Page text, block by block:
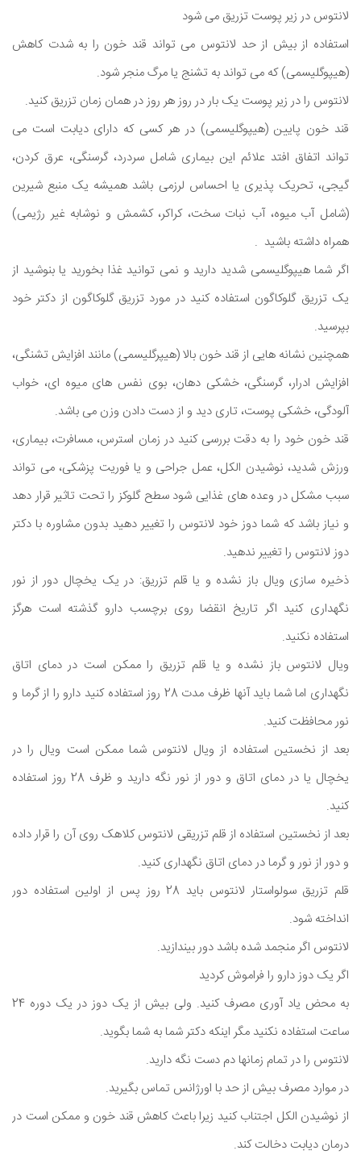
لانتوس در زیر پوست تزریق می شود
استفاده از بیش از حد لانتوس می تواند قند خون را به شدت کاهش
(هیپوگلیسمی) که می تواند به تشنج یا مرگ منجر شود.
لانتوس را در زیر پوست یک بار در روز هر روز در همان زمان تزریق کنید.
قند خون پایین (هیپوگلیسمی) در هر کسی که دارای دیابت است می
تواند اتفاق افتد علائم این بیماری شامل سردرد، گرسنگی، عرق کردن،
گیجی، تحریک پذیری یا احساس لرزمی باشد همیشه یک منبع شیرین
(شامل آب میوه، آب نبات سخت، کراکر، کشمش و نوشابه غیر رژیمی)
همراه داشته باشید .
اگر شما هیپوگلیسمی شدید دارید و نمی توانید غذا بخورید یا بنوشید از
یک تزریق گلوکاگون استفاده کنید در مورد تزریق گلوکاگون از دکتر خود
بپرسید.
همچنین نشانه هایی از قند خون بالا (هیپرگلیسمی) مانند افزایش تشنگی،
افزایش ادرار، گرسنگی، خشکی دهان، بوی نفس های میوه ای، خواب
آلودگی، خشکی پوست، تاری دید و از دست دادن وزن می باشد.
قند خون خود را به دقت بررسی کنید در زمان استرس، مسافرت، بیماری،
ورزش شدید، نوشیدن الکل، عمل جراحی و یا فوریت پزشکی، می تواند
سبب مشکل در وعده های غذایی شود سطح گلوکز را تحت تاثیر قرار دهد
و نیاز باشد که شما دوز خود لانتوس را تغییر دهید بدون مشاوره با دکتر
دوز لانتوس را تغییر ندهید.
ذخیره سازی ویال باز نشده و یا قلم تزریق: در یک یخچال دور از نور
نگهداری کنید اگر تاریخ انقضا روی برچسب دارو گذشته است هرگز
استفاده نکنید.
ویال لانتوس باز نشده و یا قلم تزریق را ممکن است در دمای اتاق
نگهداری اما شما باید آنها ظرف مدت 28 روز استفاده کنید دارو را از گرما و
نور محافظت کنید.
بعد از نخستین استفاده از ویال لانتوس شما ممکن است ویال را در
یخچال یا در دمای اتاق و دور از نور نگه دارید و ظرف 28 روز استفاده
کنید.
بعد از نخستین استفاده از قلم تزریقی لانتوس کلاهک روی آن را قرار داده
و دور از نور و گرما در دمای اتاق نگهداری کنید.
قلم تزریق سولواستار لانتوس باید 28 روز پس از اولین استفاده دور
انداخته شود.
لانتوس اگر منجمد شده باشد دور بیندازید.
اگر یک دوز دارو را فراموش کردید
به محض یاد آوری مصرف کنید. ولی بیش از یک دوز در یک دوره 24
ساعت استفاده نکنید مگر اینکه دکتر شما به شما بگوید.
لانتوس را در تمام زمانها دم دست نگه دارید.
در موارد مصرف بیش از حد با اورژانس تماس بگیرید.
از نوشیدن الکل اجتناب کنید زیرا باعث کاهش قند خون و ممکن است در
درمان دیابت دخالت کند.